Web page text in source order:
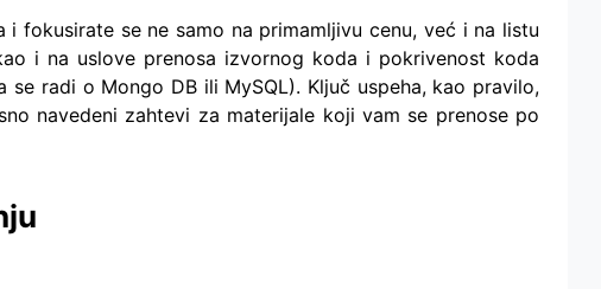
fokusirate se ne samo na primamljivu cenu, već i na listu
i na uslove prenosa izvornog koda i pokrivenost koda
radi o Mongo DB ili MySQL). Ključ uspeha, kao pravilo,
navedeni zahtevi za materijale koji vam se prenose po